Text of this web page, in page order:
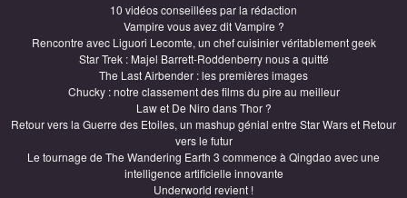
10 vidéos conseillées par la rédaction
Vampire vous avez dit Vampire ?
Rencontre avec Liguori Lecomte, un chef cuisinier véritablement geek
Star Trek : Majel Barrett-Roddenberry nous a quitté
The Last Airbender : les premières images
Chucky : notre classement des films du pire au meilleur
Law et De Niro dans Thor ?
Retour vers la Guerre des Etoiles, un mashup génial entre Star Wars et Retour
vers le futur
Le tournage de The Wandering Earth 3 commence à Qingdao avec une
intelligence artificielle innovante
Underworld revient !